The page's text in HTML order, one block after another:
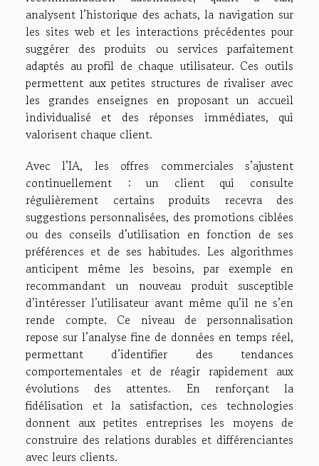
analysent l’historique des achats, la navigation sur
les sites web et les interactions précédentes pour
suggérer des produits ou services parfaitement
adaptés au profil de chaque utilisateur. Ces outils
permettent aux petites structures de rivaliser avec
les grandes enseignes en proposant un accueil
individualisé et des réponses immédiates, qui
valorisent chaque client.
Avec l’IA, les offres commerciales s’ajustent
continuellement : un client qui consulte
régulièrement certains produits recevra des
suggestions personnalisées, des promotions ciblées
ou des conseils d’utilisation en fonction de ses
préférences et de ses habitudes. Les algorithmes
anticipent même les besoins, par exemple en
recommandant un nouveau produit susceptible
d’intéresser l’utilisateur avant même qu’il ne s’en
rende compte. Ce niveau de personnalisation
repose sur l’analyse fine de données en temps réel,
permettant d’identifier des tendances
comportementales et de réagir rapidement aux
évolutions des attentes. En renforçant la
fidélisation et la satisfaction, ces technologies
donnent aux petites entreprises les moyens de
construire des relations durables et différenciantes
avec leurs clients.